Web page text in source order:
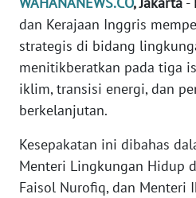
dan Kerajaan Inggris
strategis di bidang
menitikberatkan pada tiga
iklim, transisi energi, dan
berkelanjutan.
Kesepakatan ini dibahas
Menteri Lingkungan Hidup
Faisol Nurofiq, dan Menteri
Informasi
INDEKS
BERITA
KONTAK
KAMI
INFO
IKLAN